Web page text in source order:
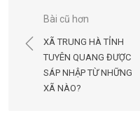
Điều
hướng
bài
viết
Bài cũ hơn
XÃ TRUNG HÀ TỈNH
TUYÊN QUANG ĐƯỢC
SÁP NHẬP TỪ NHỮNG
XÃ NÀO?